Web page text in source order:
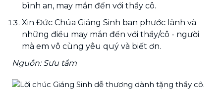
bình an, may mắn đến với thầy cô.
Xin Đức Chúa Giáng Sinh ban phước lành và
những điều may mắn đến với thầy/cô - người
mà em vô cùng yêu quý và biết ơn.
Nguồn: Sưu tầm